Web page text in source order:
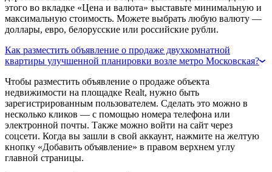
этого во вкладке «Цена и валюта» выставьте минимальную и
максимальную стоимость. Можете выбрать любую валюту —
доллары, евро, белорусские или российские рубли.
Как разместить объявление о продаже двухкомнатной
квартиры улучшенной планировки возле метро Московская?
Чтобы разместить объявление о продаже объекта
недвижимости на площадке Realt, нужно быть
зарегистрированным пользователем. Сделать это можно в
несколько кликов — с помощью номера телефона или
электронной почты. Также можно войти на сайт через
соцсети. Когда вы зашли в свой аккаунт, нажмите на желтую
кнопку «Добавить объявление» в правом верхнем углу
главной страницы.